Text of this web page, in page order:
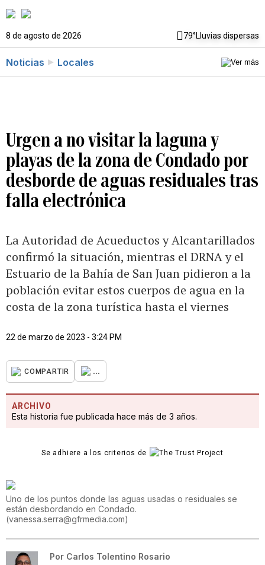
8 de agosto de 2026 79°Lluvias dispersas
Noticias Locales
Urgen a no visitar la laguna y
playas de la zona de Condado por
desborde de aguas residuales tras
falla electrónica
La Autoridad de Acueductos y Alcantarillados
confirmó la situación, mientras el DRNA y el
Estuario de la Bahía de San Juan pidieron a la
población evitar estos cuerpos de agua en la
costa de la zona turística hasta el viernes
22 de marzo de 2023 - 3:24 PM
COMPARTIR ...
ARCHIVO
Esta historia fue publicada hace más de 3 años.
Se adhiere a los criterios de
Uno de los puntos donde las aguas usadas o residuales se
están desbordando en Condado.
(vanessa.serra@gfrmedia.com)
Por Carlos Tolentino Rosario